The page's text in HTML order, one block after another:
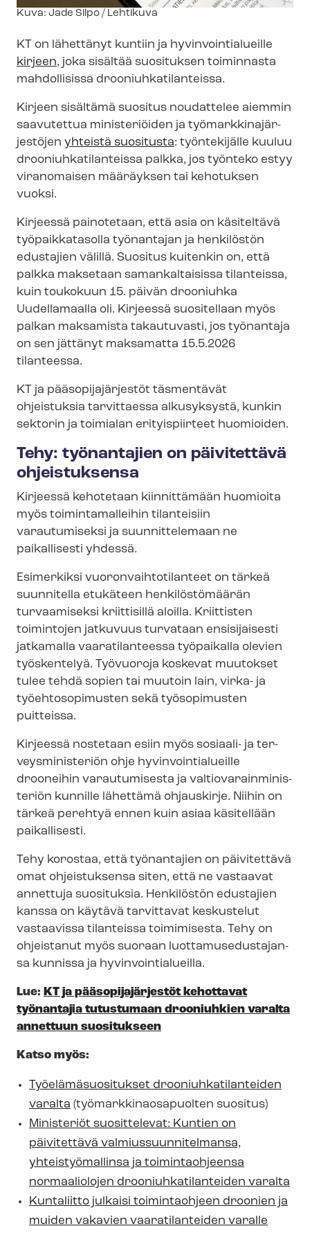
Kuvateksti
Kuva: Jade Silpo / Lehtikuva
KT on lähettänyt kuntiin ja hy­vin­voin­tia­lueil­le
kirjeen, joka sisältää suosituksen toiminnasta
mahdollisissa droo­niuh­ka­ti­lan­teis­sa.
Kirjeen sisältämä suositus noudattelee aiemmin
saavutettua ministeriöiden ja työ­mark­ki­na­jär­
jes­tö­jen yhteistä suositusta: työntekijälle kuuluu
droo­niuh­ka­ti­lan­teis­sa palkka, jos työnteko estyy
viranomaisen määräyksen tai kehotuksen
vuoksi.
Kirjeessä painotetaan, että asia on käsiteltävä
työpaikkatasolla työnantajan ja henkilöstön
edustajien välillä. Suositus kuitenkin on, että
palkka maksetaan samankaltaisissa tilanteissa,
kuin toukokuun 15. päivän drooniuhka
Uudellamaalla oli. Kirjeessä suositellaan myös
palkan maksamista takautuvasti, jos työnantaja
on sen jättänyt maksamatta 15.5.2026
tilanteessa.
KT ja pää­so­pi­ja­jär­jes­töt täsmentävät
ohjeistuksia tarvittaessa alkusyksystä, kunkin
sektorin ja toimialan erityispiirteet huomioiden.
Tehy: työnantajien on päivitettävä
ohjeistuksensa
Kirjeessä kehotetaan kiinnittämään huomioita
myös toimintamalleihin tilanteisiin
varautumiseksi ja suunnittelemaan ne
paikallisesti yhdessä.
Esimerkiksi vuo­ron­vaih­to­ti­lan­teet on tärkeä
suunnitella etukäteen henkilöstömäärän
turvaamiseksi kriittisillä aloilla. Kriittisten
toimintojen jatkuvuus turvataan ensisijaisesti
jatkamalla vaaratilanteessa työpaikalla olevien
työskentelyä. Työvuoroja koskevat muutokset
tulee tehdä sopien tai muutoin lain, virka- ja
työehtosopimusten sekä työsopimusten
puitteissa.
Kirjeessä nostetaan esiin myös sosiaali- ja ter­
veys­mi­nis­te­riön ohje hy­vin­voin­tia­lueil­le
drooneihin varautumisesta ja val­tio­va­rain­mi­nis­
te­riön kunnille lähettämä ohjauskirje. Niihin on
tärkeä perehtyä ennen kuin asiaa käsitellään
paikallisesti.
Tehy korostaa, että työnantajien on päivitettävä
omat ohjeistuksensa siten, että ne vastaavat
annettuja suosituksia. Henkilöstön edustajien
kanssa on käytävä tarvittavat keskustelut
vastaavissa tilanteissa toimimisesta. Tehy on
ohjeistanut myös suoraan luot­ta­muse­dus­ta­jan­
sa kunnissa ja hy­vin­voin­tia­lueil­la.
Lue: KT ja pää­so­pi­ja­jär­jes­töt kehottavat
työnantajia tutustumaan drooniuhkien varalta
annettuun suositukseen
Katso myös:
Työ­elä­mä­suo­si­tuk­set droo­niuh­ka­ti­lan­tei­den
varalta (työ­mark­ki­naos­a­puol­ten suositus)
Ministeriöt suosittelevat: Kuntien on
päivitettävä val­mius­suun­ni­tel­man­sa,
yhteistyömallinsa ja toimintaohjeensa
normaaliolojen droo­niuh­ka­ti­lan­tei­den varalta
Kuntaliitto julkaisi toimintaohjeen droonien ja
muiden vakavien vaaratilanteiden varalle